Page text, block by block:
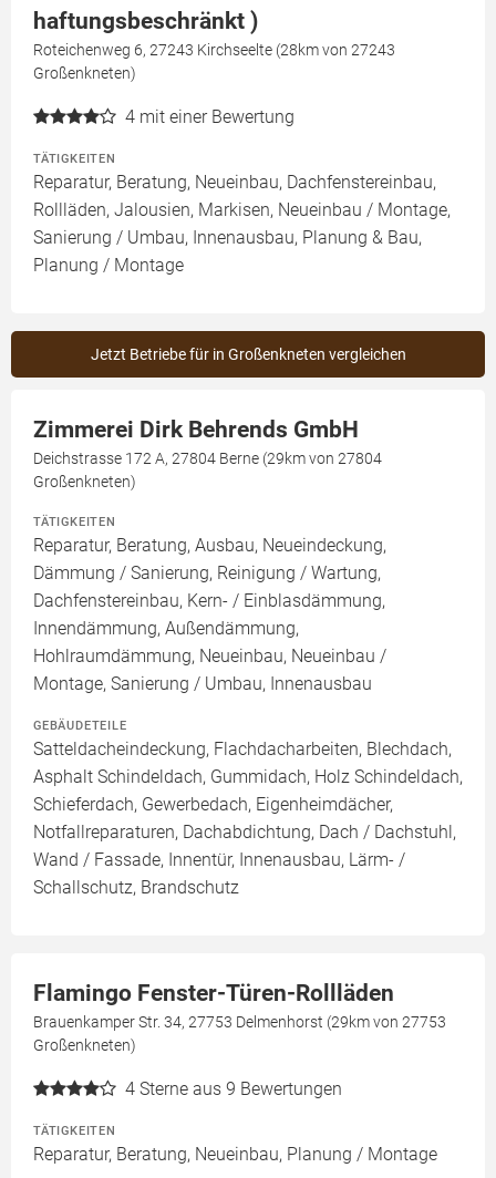
haftungsbeschränkt )
Roteichenweg 6, 27243 Kirchseelte (28km von 27243
Großenkneten)
4 mit einer Bewertung
TÄTIGKEITEN
Reparatur, Beratung, Neueinbau, Dachfenstereinbau,
Rollläden, Jalousien, Markisen, Neueinbau / Montage,
Sanierung / Umbau, Innenausbau, Planung & Bau,
Planung / Montage
Jetzt Betriebe für in Großenkneten vergleichen
Zimmerei Dirk Behrends GmbH
Deichstrasse 172 A, 27804 Berne (29km von 27804
Großenkneten)
TÄTIGKEITEN
Reparatur, Beratung, Ausbau, Neueindeckung,
Dämmung / Sanierung, Reinigung / Wartung,
Dachfenstereinbau, Kern- / Einblasdämmung,
Innendämmung, Außendämmung,
Hohlraumdämmung, Neueinbau, Neueinbau /
Montage, Sanierung / Umbau, Innenausbau
GEBÄUDETEILE
Satteldacheindeckung, Flachdacharbeiten, Blechdach,
Asphalt Schindeldach, Gummidach, Holz Schindeldach,
Schieferdach, Gewerbedach, Eigenheimdächer,
Notfallreparaturen, Dachabdichtung, Dach / Dachstuhl,
Wand / Fassade, Innentür, Innenausbau, Lärm- /
Schallschutz, Brandschutz
Flamingo Fenster-Türen-Rollläden
Brauenkamper Str. 34, 27753 Delmenhorst (29km von 27753
Großenkneten)
4 Sterne aus 9 Bewertungen
TÄTIGKEITEN
Reparatur, Beratung, Neueinbau, Planung / Montage